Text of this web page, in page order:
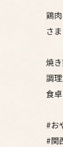
鶏
さ
焼
調
食
#お
#関